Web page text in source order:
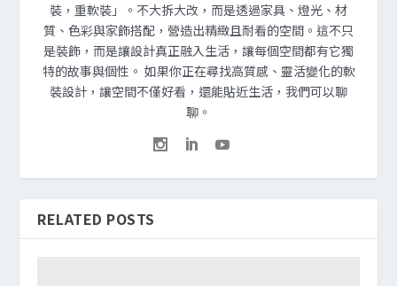
裝，重軟裝」。不大拆大改，而是透過家具、燈光、材
質、色彩與家飾搭配，營造出精緻且耐看的空間。這不只
是裝飾，而是讓設計真正融入生活，讓每個空間都有它獨
特的故事與個性。 如果你正在尋找高質感、靈活變化的軟
裝設計，讓空間不僅好看，還能貼近生活，我們可以聊
聊。
RELATED POSTS